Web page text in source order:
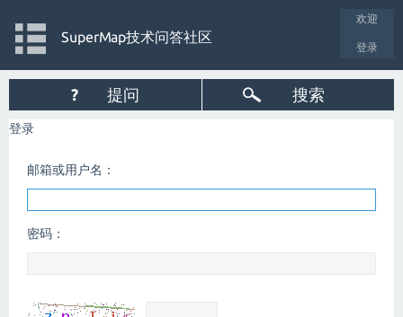
欢迎
登录
SuperMap技术问答社区
? 提问 搜索
登录
邮箱或用户名：
密码：